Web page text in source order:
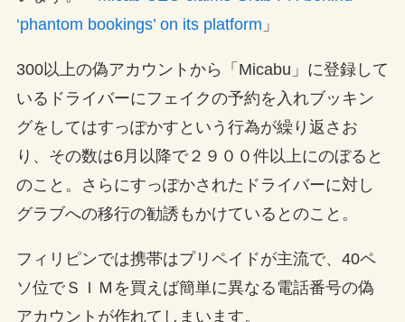
‘phantom bookings’ on its platform 」
300以上の偽アカウントから「Micabu」に登録して
いるドライバーにフェイクの予約を入れブッキン
グをしてはすっぽかすという行為が繰り返さお
り、その数は6月以降で２９００件以上にのぼると
のこと。さらにすっぽかされたドライバーに対し
グラブへの移行の勧誘もかけているとのこと。
フィリピンでは携帯はプリペイドが主流で、40ペ
ソ位でＳＩＭを買えば簡単に異なる電話番号の偽
アカウントが作れてしまいます。